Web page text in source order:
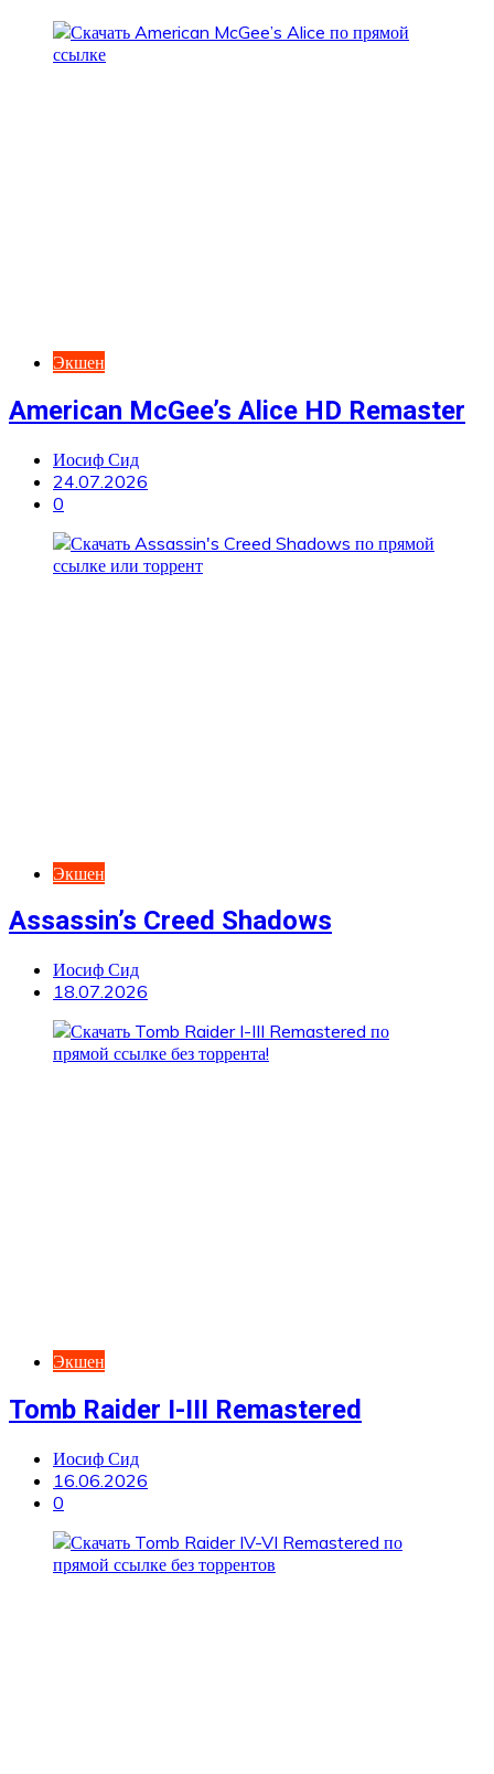
Экшен
American McGee’s Alice HD Remaster
Иосиф Сид
24.07.2026
0
Экшен
Assassin’s Creed Shadows
Иосиф Сид
18.07.2026
Экшен
Tomb Raider I-III Remastered
Иосиф Сид
16.06.2026
0